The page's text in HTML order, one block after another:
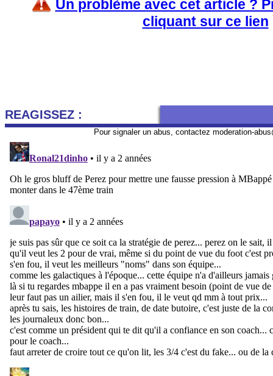
Un problème avec cet article ?
cliquant sur ce lien
REAGISSEZ :
Pour signaler un abus, contactez moderation-